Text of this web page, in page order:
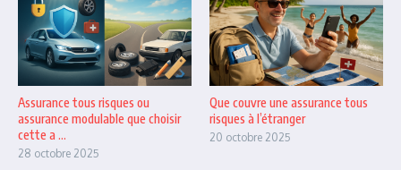
Assurance tous risques ou
assurance modulable que choisir
cette a ...
28 octobre 2025
Que couvre une assurance tous
risques à l’étranger
20 octobre 2025